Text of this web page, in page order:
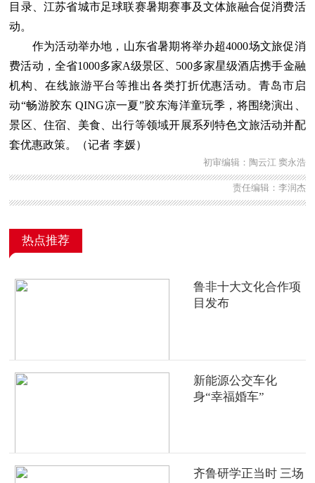
目录、江苏省城市足球联赛暑期赛事及文体旅融合促消费活
动。
作为活动举办地，山东省暑期将举办超4000场文旅促消
费活动，全省1000多家A级景区、500多家星级酒店携手金融
机构、在线旅游平台等推出各类打折优惠活动。青岛市启
动“畅游胶东 QING凉一夏”胶东海洋童玩季，将围绕演出、
景区、住宿、美食、出行等领域开展系列特色文旅活动并配
套优惠政策。（记者 李媛）
初审编辑：陶云江 窦永浩
责任编辑：李润杰
热点推荐
鲁非十大文化合作项
目发布
新能源公交车化
身“幸福婚车”
齐鲁研学正当时 三场